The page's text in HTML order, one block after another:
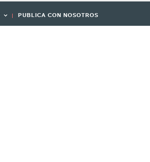
PUBLICA CON NOSOTROS